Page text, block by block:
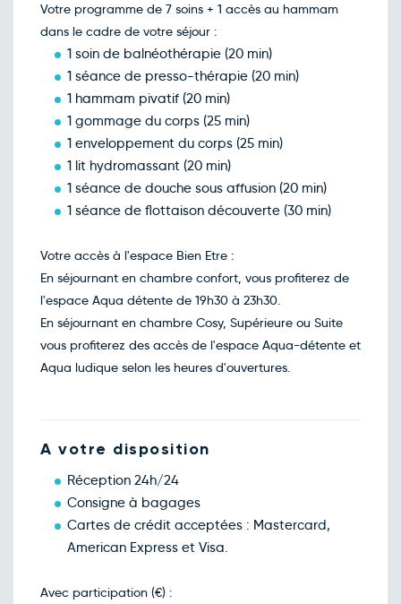
Votre programme de 7 soins + 1 accès au hammam
dans le cadre de votre séjour :
1 soin de balnéothérapie (20 min)
1 séance de presso-thérapie (20 min)
1 hammam pivatif (20 min)
1 gommage du corps (25 min)
1 enveloppement du corps (25 min)
1 lit hydromassant (20 min)
1 séance de douche sous affusion (20 min)
1 séance de flottaison découverte (30 min)
Votre accès à l'espace Bien Etre :
En séjournant en chambre confort, vous profiterez de
l'espace Aqua détente de 19h30 à 23h30.
En séjournant en chambre Cosy, Supérieure ou Suite
vous profiterez des accès de l'espace Aqua-détente et
Aqua ludique selon les heures d'ouvertures.
A votre disposition
Réception 24h/24
Consigne à bagages
Cartes de crédit acceptées : Mastercard,
American Express et Visa.
Avec participation (€) :